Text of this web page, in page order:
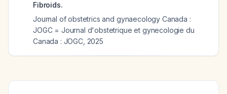
Fibroids.
Journal of obstetrics and gynaecology Canada :
JOGC = Journal d'obstetrique et gynecologie du
Canada : JOGC, 2025